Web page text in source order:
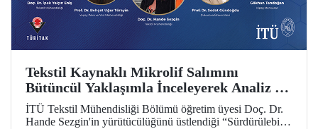
Tekstil Kaynaklı Mikrolif Salımını
Bütüncül Yaklaşımla İnceleyerek Analiz ve
Azaltım Stratejileri Geliştirecek Projeye
TÜBİTAK Desteği
İTÜ Tekstil Mühendisliği Bölümü öğretim üyesi Doç. Dr.
Hande Sezgin'in yürütücülüğünü üstlendiği “Sürdürülebilir